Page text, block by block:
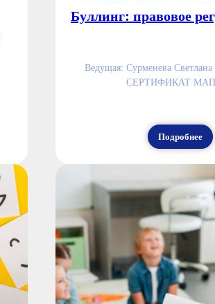
Буллинг: правовое
Ведущая: Сурменева
СЕРТИФИКАТ
Подробнее